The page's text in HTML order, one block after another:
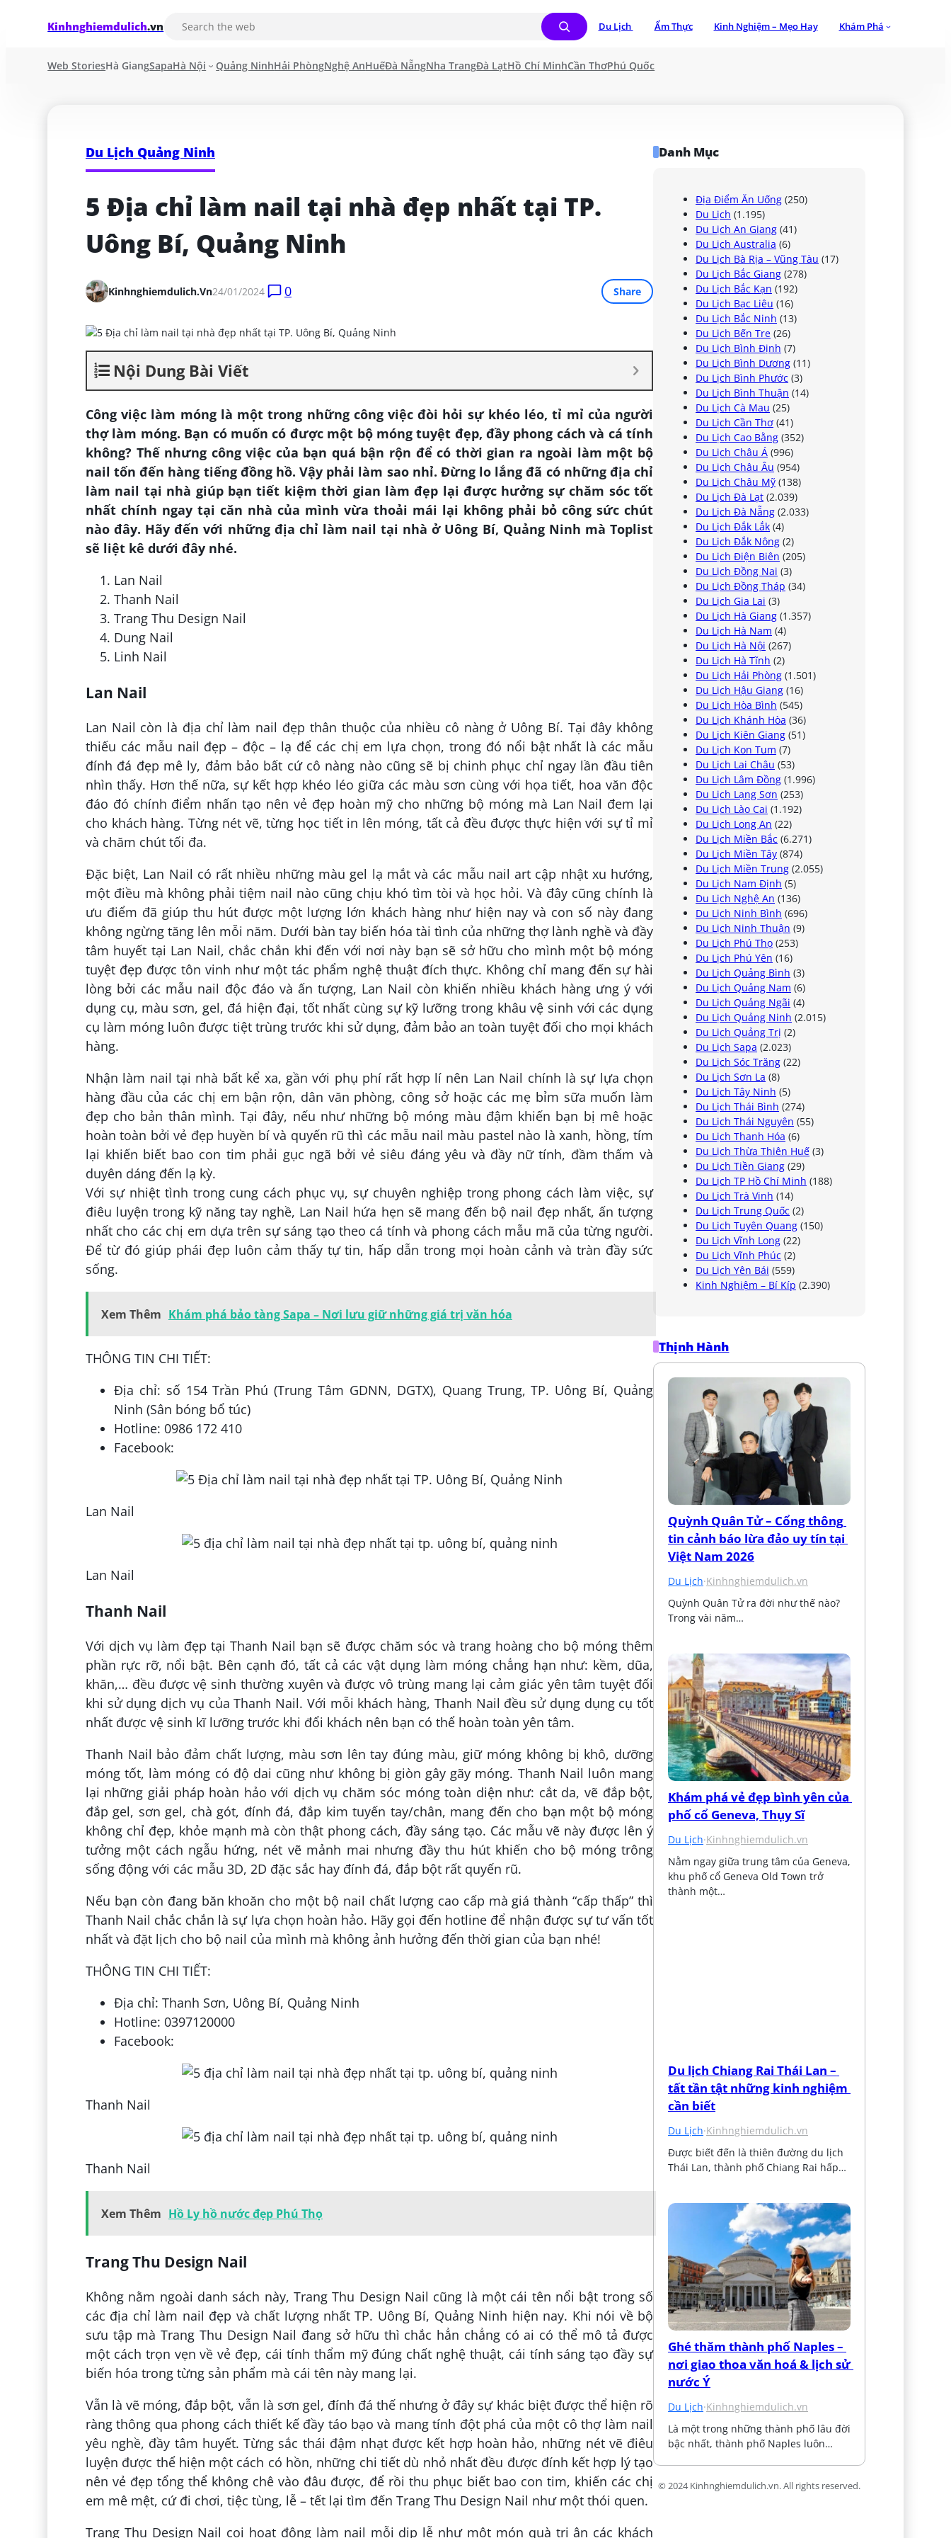
Kinhnghiemdulich.vn Du Lịch Ẩm Thực Kinh Nghiệm – Mẹo Hay Khám Phá
Web StoriesHà GiangSapaHà Nội Quảng NinhHải PhòngNghệ AnHuếĐà NẵngNha TrangĐà LạtHồ Chí MinhCần ThơPhú Quốc
Du Lịch Quảng Ninh
5 Địa chỉ làm nail tại nhà đẹp nhất tại TP.
Uông Bí, Quảng Ninh
Kinhnghiemdulich.vn24/01/2024 0 Share
Nội Dung Bài Viết
Công việc làm móng là một trong những công việc đòi hỏi sự khéo léo, tỉ mỉ của người
thợ làm móng. Bạn có muốn có được một bộ móng tuyệt đẹp, đầy phong cách và cá tính
không? Thế nhưng công việc của bạn quá bận rộn để có thời gian ra ngoài làm một bộ
nail tốn đến hàng tiếng đồng hồ. Vậy phải làm sao nhỉ. Đừng lo lắng đã có những địa chỉ
làm nail tại nhà giúp bạn tiết kiệm thời gian làm đẹp lại được hưởng sự chăm sóc tốt
nhất chính ngay tại căn nhà của mình vừa thoải mái lại không phải bỏ công sức chút
nào đây. Hãy đến với những địa chỉ làm nail tại nhà ở Uông Bí, Quảng Ninh mà Toplist
sẽ liệt kê dưới đây nhé.
Lan Nail
Thanh Nail
Trang Thu Design Nail
Dung Nail
Linh Nail
Lan Nail
Lan Nail còn là địa chỉ làm nail đẹp thân thuộc của nhiều cô nàng ở Uông Bí. Tại đây không
thiếu các mẫu nail đẹp – độc – lạ để các chị em lựa chọn, trong đó nổi bật nhất là các mẫu
đính đá đẹp mê ly, đảm bảo bất cứ cô nàng nào cũng sẽ bị chinh phục chỉ ngay lần đầu tiên
nhìn thấy. Hơn thế nữa, sự kết hợp khéo léo giữa các màu sơn cùng với họa tiết, hoa văn độc
đáo đó chính điểm nhấn tạo nên vẻ đẹp hoàn mỹ cho những bộ móng mà Lan Nail đem lại
cho khách hàng. Từng nét vẽ, từng học tiết in lên móng, tất cả đều được thực hiện với sự tỉ mỉ
và chăm chút tối đa.
Đặc biệt, Lan Nail có rất nhiều những màu gel lạ mắt và các mẫu nail art cập nhật xu hướng,
một điều mà không phải tiệm nail nào cũng chịu khó tìm tòi và học hỏi. Và đây cũng chính là
ưu điểm đã giúp thu hút được một lượng lớn khách hàng như hiện nay và con số này đang
không ngừng tăng lên mỗi năm. Dưới bàn tay biến hóa tài tình của những thợ lành nghề và đầy
tâm huyết tại Lan Nail, chắc chắn khi đến với nơi này bạn sẽ sở hữu cho mình một bộ móng
tuyệt đẹp được tôn vinh như một tác phẩm nghệ thuật đích thực. Không chỉ mang đến sự hài
lòng bởi các mẫu nail độc đáo và ấn tượng, Lan Nail còn khiến nhiều khách hàng ưng ý với
dụng cụ, màu sơn, gel, đá hiện đại, tốt nhất cùng sự kỹ lưỡng trong khâu vệ sinh với các dụng
cụ làm móng luôn được tiệt trùng trước khi sử dụng, đảm bảo an toàn tuyệt đối cho mọi khách
hàng.
Nhận làm nail tại nhà bất kể xa, gần với phụ phí rất hợp lí nên Lan Nail chính là sự lựa chọn
hàng đầu của các chị em bận rộn, dân văn phòng, công sở hoặc các mẹ bỉm sữa muốn làm
đẹp cho bản thân mình. Tại đây, nếu như những bộ móng màu đậm khiến bạn bị mê hoặc
hoàn toàn bởi vẻ đẹp huyền bí và quyến rũ thì các mẫu nail màu pastel nào là xanh, hồng, tím
lại khiến biết bao con tim phải gục ngã bởi vẻ siêu đáng yêu và đầy nữ tính, đầm thấm và
duyên dáng đến lạ kỳ.
Với sự nhiệt tình trong cung cách phục vụ, sự chuyên nghiệp trong phong cách làm việc, sự
điêu luyện trong kỹ năng tay nghề, Lan Nail hứa hẹn sẽ mang đến bộ nail đẹp nhất, ấn tượng
nhất cho các chị em dựa trên sự sáng tạo theo cá tính và phong cách mẫu mã của từng người.
Để từ đó giúp phái đẹp luôn cảm thấy tự tin, hấp dẫn trong mọi hoàn cảnh và tràn đầy sức
sống.
Xem Thêm Khám phá bảo tàng Sapa – Nơi lưu giữ những giá trị văn hóa
THÔNG TIN CHI TIẾT:
Địa chỉ: số 154 Trần Phú (Trung Tâm GDNN, DGTX), Quang Trung, TP. Uông Bí, Quảng
Ninh (Sân bóng bổ túc)
Hotline: 0986 172 410
Facebook:
Lan Nail
Lan Nail
Thanh Nail
Với dịch vụ làm đẹp tại Thanh Nail bạn sẽ được chăm sóc và trang hoàng cho bộ móng thêm
phần rực rỡ, nổi bật. Bên cạnh đó, tất cả các vật dụng làm móng chẳng hạn như: kềm, dũa,
khăn,… đều được vệ sinh thường xuyên và được vô trùng mang lại cảm giác yên tâm tuyệt đối
khi sử dụng dịch vụ của Thanh Nail. Với mỗi khách hàng, Thanh Nail đều sử dụng dụng cụ tốt
nhất được vệ sinh kĩ lưỡng trước khi đổi khách nên bạn có thể hoàn toàn yên tâm.
Thanh Nail bảo đảm chất lượng, màu sơn lên tay đúng màu, giữ móng không bị khô, dưỡng
móng tốt, làm móng có độ dai cũng như không bị giòn gây gãy móng. Thanh Nail luôn mang
lại những giải pháp hoàn hảo với dịch vụ chăm sóc móng toàn diện như: cắt da, vẽ đắp bột,
đắp gel, sơn gel, chà gót, đính đá, đắp kim tuyến tay/chân, mang đến cho bạn một bộ móng
không chỉ đẹp, khỏe mạnh mà còn thật phong cách, đầy sáng tạo. Các mẫu vẽ này được lên ý
tưởng một cách ngẫu hứng, nét vẽ mảnh mai nhưng đầy thu hút khiến cho bộ móng trông
sống động với các mẫu 3D, 2D đặc sắc hay đính đá, đắp bột rất quyến rũ.
Nếu bạn còn đang băn khoăn cho một bộ nail chất lượng cao cấp mà giá thành “cấp thấp” thì
Thanh Nail chắc chắn là sự lựa chọn hoàn hảo. Hãy gọi đến hotline để nhận được sự tư vấn tốt
nhất và đặt lịch cho bộ nail của mình mà không ảnh hưởng đến thời gian của bạn nhé!
THÔNG TIN CHI TIẾT:
Địa chỉ: Thanh Sơn, Uông Bí, Quảng Ninh
Hotline: 0397120000
Facebook:
Thanh Nail
Thanh Nail
Xem Thêm Hồ Ly hồ nước đẹp Phú Thọ
Trang Thu Design Nail
Không nằm ngoài danh sách này, Trang Thu Design Nail cũng là một cái tên nổi bật trong số
các địa chỉ làm nail đẹp và chất lượng nhất TP. Uông Bí, Quảng Ninh hiện nay. Khi nói về bộ
sưu tập mà Trang Thu Design Nail đang sở hữu thì chắc hẳn chẳng có ai có thể mô tả được
một cách trọn vẹn về vẻ đẹp, cái tính thẩm mỹ đúng chất nghệ thuật, cái tính sáng tạo đầy sự
biến hóa trong từng sản phẩm mà cái tên này mang lại.
Vẫn là vẽ móng, đắp bột, vẫn là sơn gel, đính đá thế nhưng ở đây sự khác biệt được thể hiện rõ
ràng thông qua phong cách thiết kế đầy táo bạo và mang tính đột phá của một cô thợ làm nail
yêu nghề, đầy tâm huyết. Từng sắc thái đậm nhạt được kết hợp hoàn hảo, những nét vẽ điêu
luyện được thể hiện một cách có hồn, những chi tiết dù nhỏ nhất đều được đính kết hợp lý tạo
nên vẻ đẹp tổng thể không chê vào đâu được, để rồi thu phục biết bao con tim, khiến các chị
em mê mệt, cứ đi chơi, tiệc tùng, lễ – tết lại tìm đến Trang Thu Design Nail như một thói quen.
Trang Thu Design Nail coi hoạt động làm nail mỗi dịp lễ như một món quà tri ân các khách
Danh Mục
Địa Điểm Ăn Uống (250)
Du Lịch (1.195)
Du Lịch An Giang (41)
Du Lịch Australia (6)
Du Lịch Bà Rịa – Vũng Tàu (17)
Du Lịch Bắc Giang (278)
Du Lịch Bắc Kạn (192)
Du Lịch Bạc Liêu (16)
Du Lịch Bắc Ninh (13)
Du Lịch Bến Tre (26)
Du Lịch Bình Định (7)
Du Lịch Bình Dương (11)
Du Lịch Bình Phước (3)
Du Lịch Bình Thuận (14)
Du Lịch Cà Mau (25)
Du Lịch Cần Thơ (41)
Du Lịch Cao Bằng (352)
Du Lịch Châu Á (996)
Du Lịch Châu Âu (954)
Du Lịch Châu Mỹ (138)
Du Lịch Đà Lạt (2.039)
Du Lịch Đà Nẵng (2.033)
Du Lịch Đắk Lắk (4)
Du Lịch Đắk Nông (2)
Du Lịch Điện Biên (205)
Du Lịch Đồng Nai (3)
Du Lịch Đồng Tháp (34)
Du Lịch Gia Lai (3)
Du Lịch Hà Giang (1.357)
Du Lịch Hà Nam (4)
Du Lịch Hà Nội (267)
Du Lịch Hà Tĩnh (2)
Du Lịch Hải Phòng (1.501)
Du Lịch Hậu Giang (16)
Du Lịch Hòa Bình (545)
Du Lịch Khánh Hòa (36)
Du Lịch Kiên Giang (51)
Du Lịch Kon Tum (7)
Du Lịch Lai Châu (53)
Du Lịch Lâm Đồng (1.996)
Du Lịch Lạng Sơn (253)
Du Lịch Lào Cai (1.192)
Du Lịch Long An (22)
Du Lịch Miền Bắc (6.271)
Du Lịch Miền Tây (874)
Du Lịch Miền Trung (2.055)
Du Lịch Nam Định (5)
Du Lịch Nghệ An (136)
Du Lịch Ninh Bình (696)
Du Lịch Ninh Thuận (9)
Du Lịch Phú Thọ (253)
Du Lịch Phú Yên (16)
Du Lịch Quảng Bình (3)
Du Lịch Quảng Nam (6)
Du Lịch Quảng Ngãi (4)
Du Lịch Quảng Ninh (2.015)
Du Lịch Quảng Trị (2)
Du Lịch Sapa (2.023)
Du Lịch Sóc Trăng (22)
Du Lịch Sơn La (8)
Du Lịch Tây Ninh (5)
Du Lịch Thái Bình (274)
Du Lịch Thái Nguyên (55)
Du Lịch Thanh Hóa (6)
Du Lịch Thừa Thiên Huế (3)
Du Lịch Tiền Giang (29)
Du Lịch TP Hồ Chí Minh (188)
Du Lịch Trà Vinh (14)
Du Lịch Trung Quốc (2)
Du Lịch Tuyên Quang (150)
Du Lịch Vĩnh Long (22)
Du Lịch Vĩnh Phúc (2)
Du Lịch Yên Bái (559)
Kinh Nghiệm – Bí Kíp (2.390)
Thịnh Hành
Quỳnh Quân Tử – Cổng thông
tin cảnh báo lừa đảo uy tín tại
Việt Nam 2026
Du Lịch·Kinhnghiemdulich.vn
Quỳnh Quân Tử ra đời như thế nào?
Trong vài năm…
Khám phá vẻ đẹp bình yên của
phố cổ Geneva, Thụy Sĩ
Du Lịch·Kinhnghiemdulich.vn
Nằm ngay giữa trung tâm của Geneva,
khu phố cổ Geneva Old Town trở
thành một…
Du lịch Chiang Rai Thái Lan –
tất tần tật những kinh nghiệm
cần biết
Du Lịch·Kinhnghiemdulich.vn
Được biết đến là thiên đường du lịch
Thái Lan, thành phố Chiang Rai hấp…
Ghé thăm thành phố Naples –
nơi giao thoa văn hoá & lịch sử
nước Ý
Du Lịch·Kinhnghiemdulich.vn
Là một trong những thành phố lâu đời
bậc nhất, thành phố Naples luôn…
© 2024 Kinhnghiemdulich.vn. All rights reserved.